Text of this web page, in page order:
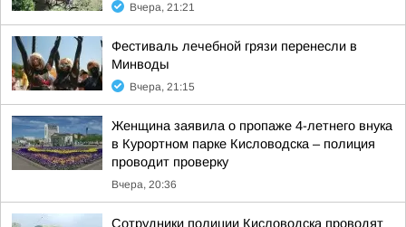
Вчера, 21:21
Фестиваль лечебной грязи перенесли в
Минводы
Вчера, 21:15
Женщина заявила о пропаже 4-летнего внука
в Курортном парке Кисловодска – полиция
проводит проверку
Вчера, 20:36
Сотрудники полиции Кисловодска проводят